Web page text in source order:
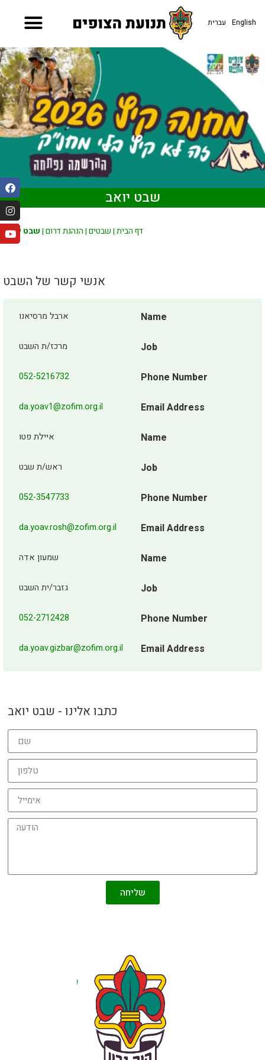
עברית English
שבט יואב
דף הבית | שבטים | הנהגת דרום | שבט יואב
אנשי קשר של השבט
Name ארבל מרסיאנו
Job מרכז/ת השבט
Phone Number
052-5216732
Email Address
da.yoav1@zofim.org.il
Name איילת פטו
Job ראש/ת שבט
Phone Number
052-3547733
Email Address
da.yoav.rosh@zofim.org.il
Name שמעון אדה
Job גזבר/ית השבט
Phone Number
052-2712428
Email Address
da.yoav.gizbar@zofim.org.il
כתבו אלינו - שבט יואב
שליחה